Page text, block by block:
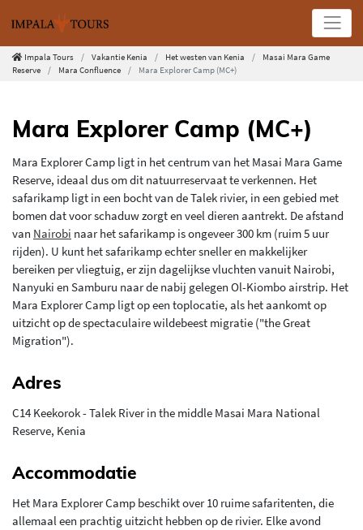
Impala Tours Vakantie Kenia Het westen van Kenia
Masai Mara Game
Reserve
Mara Confluence Mara Explorer Camp (MC+)
Mara Explorer Camp (MC+)
Mara Explorer Camp ligt in het centrum van het Masai Mara Game
Reserve, ideaal dus om dit natuurreservaat te verkennen. Het
safarikamp ligt in een bocht van de Talek rivier, in een gebied met
bomen dat voor schaduw zorgt en veel dieren aantrekt. De afstand
van Nairobi naar het safarikamp is ongeveer 300 km (ruim 5 uur
rijden). U kunt het safarikamp echter sneller en makkelijker
bereiken per vliegtuig, er zijn dagelijkse vluchten vanuit Nairobi,
Nanyuki en Samburu naar de nabij gelegen Ol-Kiombo airstrip. Het
Mara Explorer Camp ligt op een toplocatie, als het aankomt op
uitzicht op de spectaculaire wildebeest migratie ("the Great
Migration").
Adres
C14 Keekorok - Talek River in the middle Masai Mara National
Reserve, Kenia
Accommodatie
Het Mara Explorer Camp beschikt over 10 ruime safaritenten, die
allemaal een prachtig uitzicht hebben op de rivier. Elke avond